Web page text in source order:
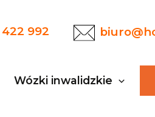
422 992
Wózki inwalidzkie